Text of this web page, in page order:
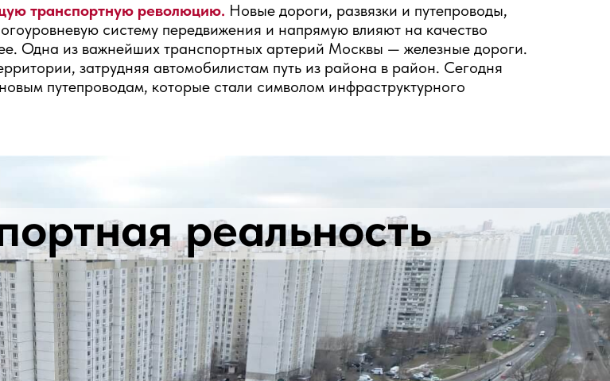
транспортную революцию. Новые дороги, развязки и путепроводы,
систему передвижения и напрямую влияют на качество
Одна из важнейших транспортных артерий Москвы — железные дороги.
затрудняя автомобилистам путь из района в район. Сегодня
путепроводам, которые стали символом инфраструктурного
реальность